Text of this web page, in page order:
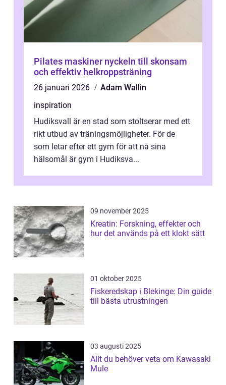
Pilates maskiner nyckeln till skonsam
och effektiv helkroppsträning
26 januari 2026
Adam Wallin
inspiration
Hudiksvall är en stad som stoltserar med ett
rikt utbud av träningsmöjligheter. För de
som letar efter ett gym för att nå sina
hälsomål är gym i Hudiksva...
09 november 2025
Kreatin: Forskning, effekter och
hur det används på ett klokt sätt
01 oktober 2025
Fiskeredskap i Blekinge: Din guide
till bästa utrustningen
03 augusti 2025
Allt du behöver veta om Kawasaki
Mule